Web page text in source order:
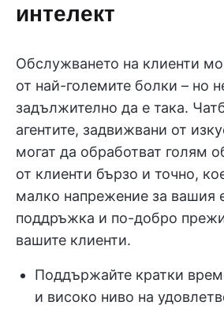
интелект
Обслужването на клиенти
от най-големите болки – но
задължително да е така.
агентите, задвижвани от
могат да обработват голям
от клиенти бързо и точно,
малко напрежение за вашия
поддръжка и по-добро
вашите клиенти.
Поддържайте кратки
и високо ниво на